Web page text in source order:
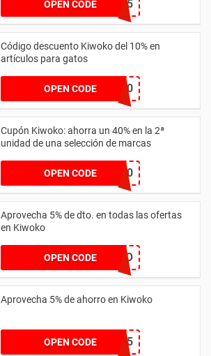
OPEN CODE app15
Código descuento Kiwoko del 10% en
artículos para gatos
OPEN CODEFELINO10
Cupón Kiwoko: ahorra un 40% en la 2ª
unidad de una selección de marcas
OPEN CODESUPER40
Aprovecha 5% de dto. en todas las ofertas
en Kiwoko
OPEN CODE
RADARPERRO
Aprovecha 5% de ahorro en Kiwoko
OPEN CODEOPINA5